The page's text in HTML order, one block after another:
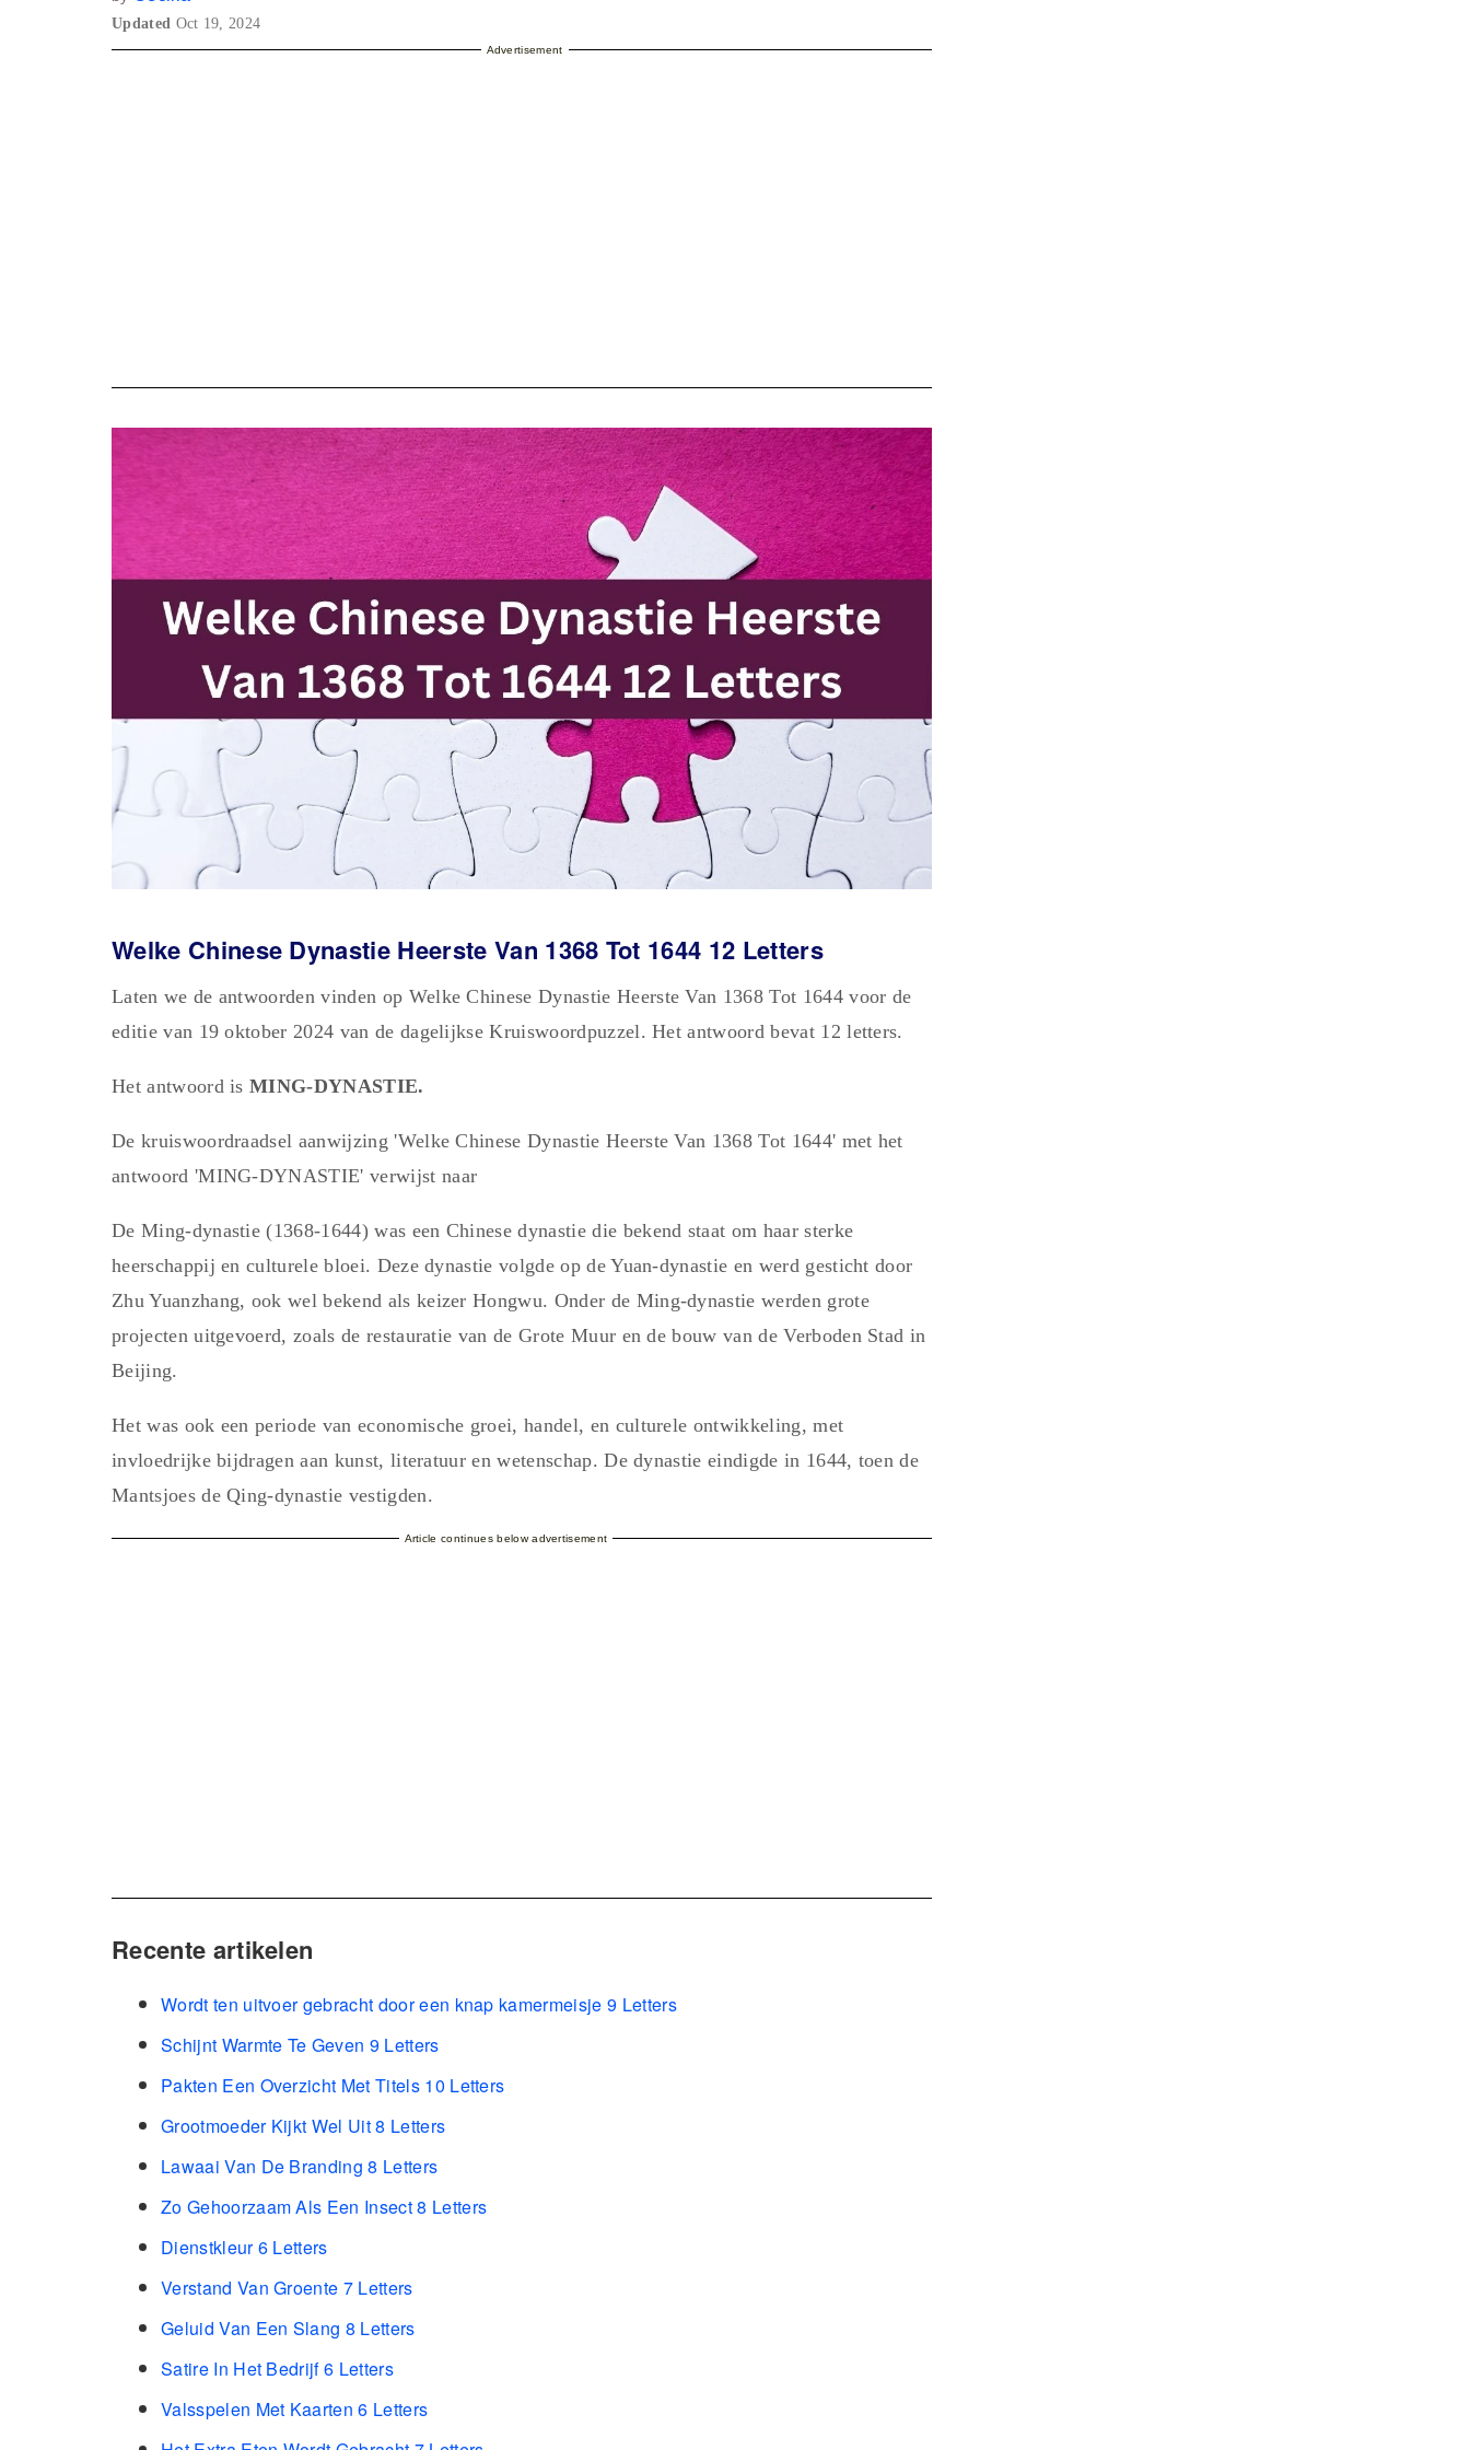
Updated Oct 19, 2024
Advertisement
Welke Chinese Dynastie Heerste Van 1368 Tot 1644 12 Letters
Laten we de antwoorden vinden op Welke Chinese Dynastie Heerste Van 1368 Tot 1644 voor de
editie van 19 oktober 2024 van de dagelijkse Kruiswoordpuzzel. Het antwoord bevat 12 letters.
Het antwoord isMING-DYNASTIE.
De kruiswoordraadsel aanwijzing 'Welke Chinese Dynastie Heerste Van 1368 Tot 1644' met het
antwoord 'MING-DYNASTIE' verwijst naar
De Ming-dynastie (1368-1644) was een Chinese dynastie die bekend staat om haar sterke
heerschappij en culturele bloei. Deze dynastie volgde op de Yuan-dynastie en werd gesticht door
Zhu Yuanzhang, ook wel bekend als keizer Hongwu. Onder de Ming-dynastie werden grote
projecten uitgevoerd, zoals de restauratie van de Grote Muur en de bouw van de Verboden Stad in
Beijing.
Het was ook een periode van economische groei, handel, en culturele ontwikkeling, met
invloedrijke bijdragen aan kunst, literatuur en wetenschap. De dynastie eindigde in 1644, toen de
Mantsjoes de Qing-dynastie vestigden.
Article continues below advertisement
Recente artikelen
Wordt ten uitvoer gebracht door een knap kamermeisje 9 Letters
Schijnt Warmte Te Geven 9 Letters
Pakten Een Overzicht Met Titels 10 Letters
Grootmoeder Kijkt Wel Uit 8 Letters
Lawaai Van De Branding 8 Letters
Zo Gehoorzaam Als Een Insect 8 Letters
Dienstkleur 6 Letters
Verstand Van Groente 7 Letters
Geluid Van Een Slang 8 Letters
Satire In Het Bedrijf 6 Letters
Valsspelen Met Kaarten 6 Letters